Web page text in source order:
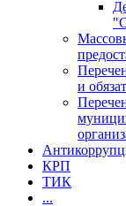
и
КРП
ТИК
...